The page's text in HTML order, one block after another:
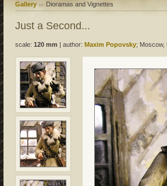
Gallery Dioramas and Vignettes
Just a Second...
scale: 120 mm author: Maxim Popovsky; Moscow,